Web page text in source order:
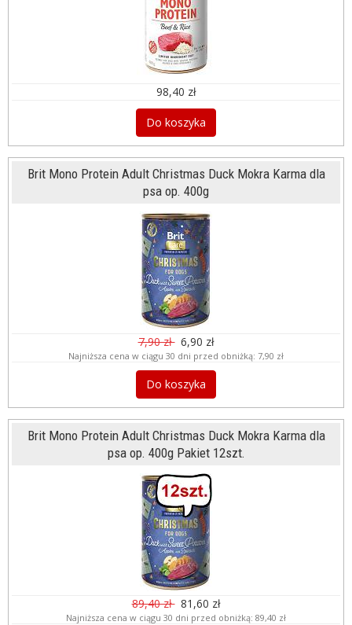
98,40 zł
Do koszyka
Brit Mono Protein Adult Christmas Duck Mokra Karma dla
psa op. 400g
7,90 zł 6,90 zł
Najniższa cena w ciągu 30 dni przed obniżką: 7,90 zł
Do koszyka
Brit Mono Protein Adult Christmas Duck Mokra Karma dla
psa op. 400g Pakiet 12szt.
89,40 zł 81,60 zł
Najniższa cena w ciągu 30 dni przed obniżką: 89,40 zł